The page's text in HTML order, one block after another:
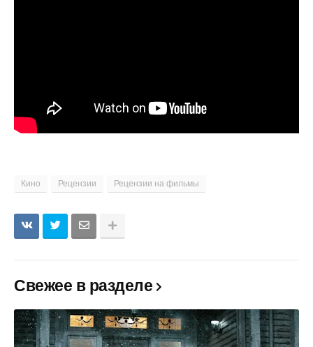
Кино Рецензии Рецензии на фильмы
Свежее в разделе